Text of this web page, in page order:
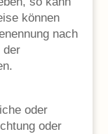
können
nach
der
oder
oder